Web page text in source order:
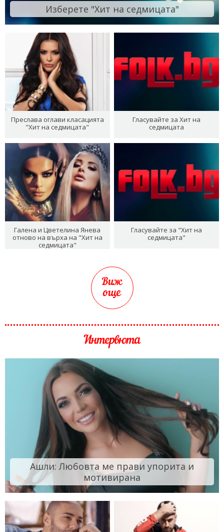
Изберете "Хит на седмицата"
Преслава оглави класацията
"Хит на седмицата"
Гласувайте за Хит на
седмицата
Галена и Цветелина Янева
отново на върха на "Хит на
седмицата"
Гласувайте за "Хит на
седмицата"
Виж
още
Интервюта
Ашли: Любовта ме прави упорита и
мотивирана